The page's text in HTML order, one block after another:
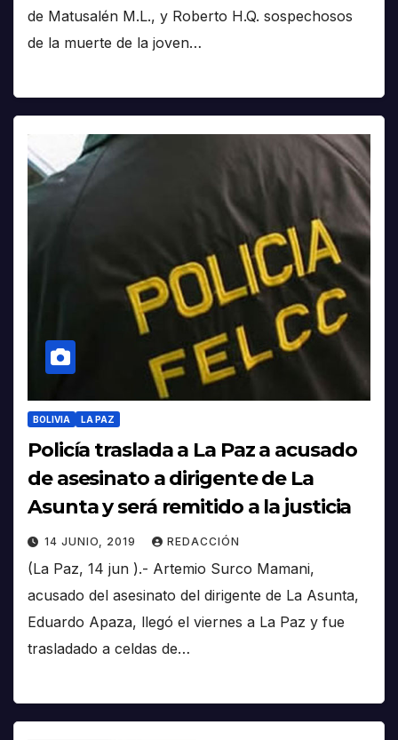
de Matusalén M.L., y Roberto H.Q. sospechosos
de la muerte de la joven…
BOLIVIA LA PAZ
Policía traslada a La Paz a acusado
de asesinato a dirigente de La
Asunta y será remitido a la justicia
14 JUNIO, 2019 REDACCIÓN
(La Paz, 14 jun ).- Artemio Surco Mamani,
acusado del asesinato del dirigente de La Asunta,
Eduardo Apaza, llegó el viernes a La Paz y fue
trasladado a celdas de…